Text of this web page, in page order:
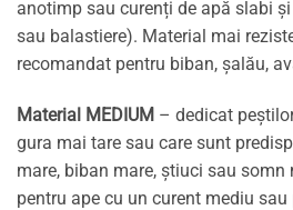
anotimp sau curenți de apă slabi
sau balastiere). Material mai
recomandat pentru biban, șalău,
Material MEDIUM – dedicat
gura mai tare sau care sunt
mare, biban mare, știuci sau
pentru ape cu un curent mediu